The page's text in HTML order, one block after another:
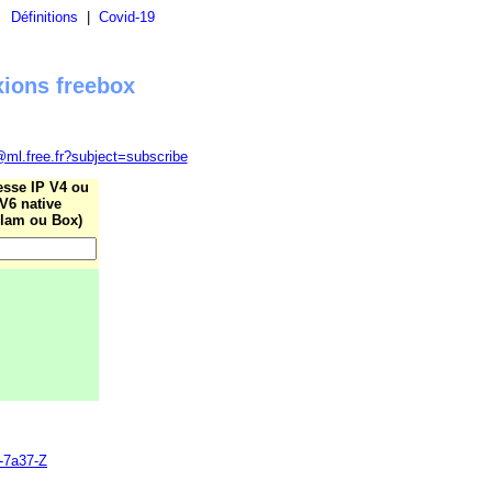
Définitions Covid-19
freebox
IP V4 ou
V6 native
ou Box)
Z